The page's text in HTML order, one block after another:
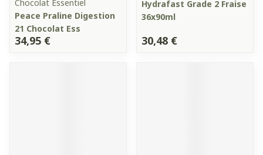
Chocolat Essentiel
Peace Praline Digestion
21 Chocolat Ess
34,95 €
Hydrafast Grade 2 Fraise
36x90ml
30,48 €